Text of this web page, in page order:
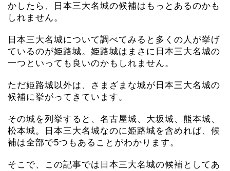
かしたら、日本三大名城の候補はもっとあるのかも
しれません。
日本三大名城について調べてみると多くの人が挙げ
ているのが姫路城。姫路城はまさに日本三大名城の
一つといっても良いのかもしれません。
ただ姫路城以外は、さまざまな城が日本三大名城の
候補に挙がってきています。
その城を列挙すると、名古屋城、大坂城、熊本城、
松本城。日本三大名城なのに姫路城を含めれば、候
補は全部で5つもあることがわかります。
そこで、この記事では日本三大名城の候補としてあ